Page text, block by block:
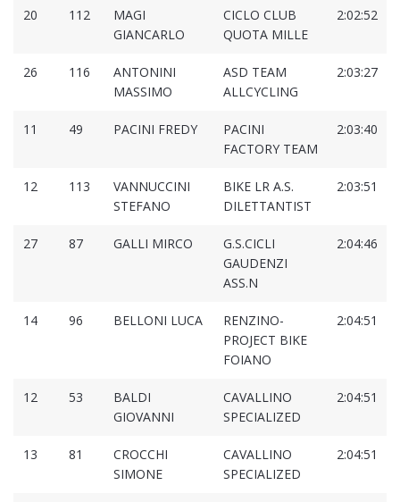
20 112
MAGI
GIANCARLO
CICLO CLUB
QUOTA MILLE
2:02:52
26 116
ANTONINI
MASSIMO
ASD TEAM
ALLCYCLING
2:03:27
11 49 PACINI FREDY
PACINI
FACTORY TEAM
2:03:40
12 113
VANNUCCINI
STEFANO
BIKE LR A.S.
DILETTANTIST
2:03:51
27 87 GALLI MIRCO
G.S.CICLI
GAUDENZI
ASS.N
2:04:46
14 96 BELLONI LUCA
RENZINO-
PROJECT BIKE
FOIANO
2:04:51
12 53
BALDI
GIOVANNI
CAVALLINO
SPECIALIZED
2:04:51
13 81
CROCCHI
SIMONE
CAVALLINO
SPECIALIZED
2:04:51